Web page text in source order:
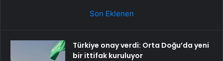
Son Eklenen
Türkiye onay verdi: Orta Doğu’da yeni
bir ittifak kuruluyor